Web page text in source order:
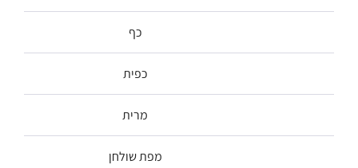
כף
כפית
מרית
מפת שולחן